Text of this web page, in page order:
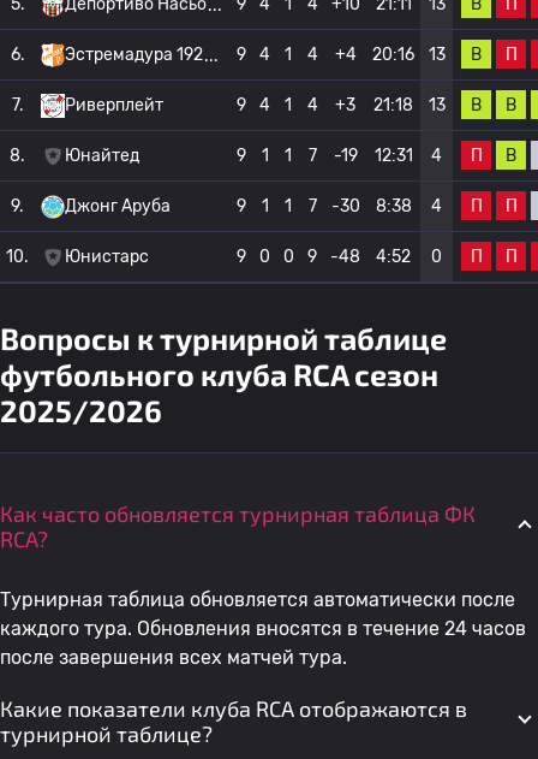
5. Депортиво Насьо 9 4 1 4 +10 21:11 13
6. Эстремадура 192 9 4 1 4 +4 20:16 13 В П
7. Риверплейт 9 4 1 4 +3 21:18 13 В В
8. Юнайтед 9 1 1 7 -19 12:31 4 П В
9. Джонг Аруба 9 1 1 7 -30 8:38 4 П П
10. Юнистарс 9 0 0 9 -48 4:52 0 П П
Вопросы к турнирной таблице
футбольного клуба RCA сезон
2025/2026
Как часто обновляется турнирная таблица ФК
RCA?
Турнирная таблица обновляется автоматически после
каждого тура. Обновления вносятся в течение 24 часов
после завершения всех матчей тура.
Какие показатели клуба RCA отображаются в
турнирной таблице?